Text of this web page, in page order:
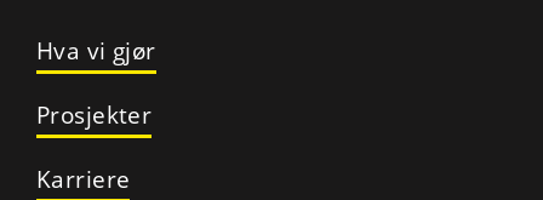
Hva vi gjør
Prosjekter
Karriere